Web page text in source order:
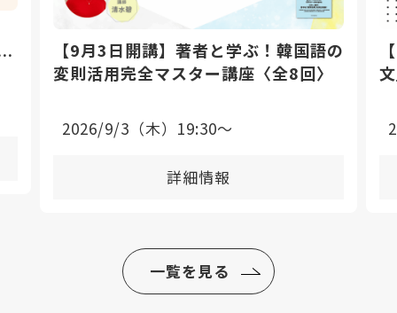
【9月3日開講】著者と学ぶ！韓国語の
変則活用完全マスター講座〈全8回〉
2026/9/3（木）19:30〜
詳細情報
一覧を見る